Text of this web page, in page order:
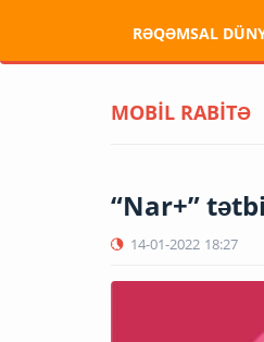
RƏQƏMSAL
MOBİL RABİTƏ
“Nar+”
14-01-2022 18:27